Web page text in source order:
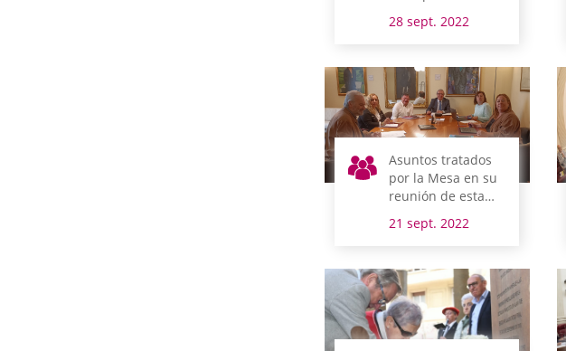
28 sept. 2022
Asuntos tratados
por la Mesa en su
reunión de esta
21 sept. 2022